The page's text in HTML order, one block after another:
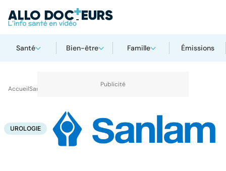
Santé Bien-être Famille Émissions
AccueilSanté
UROLOGIE